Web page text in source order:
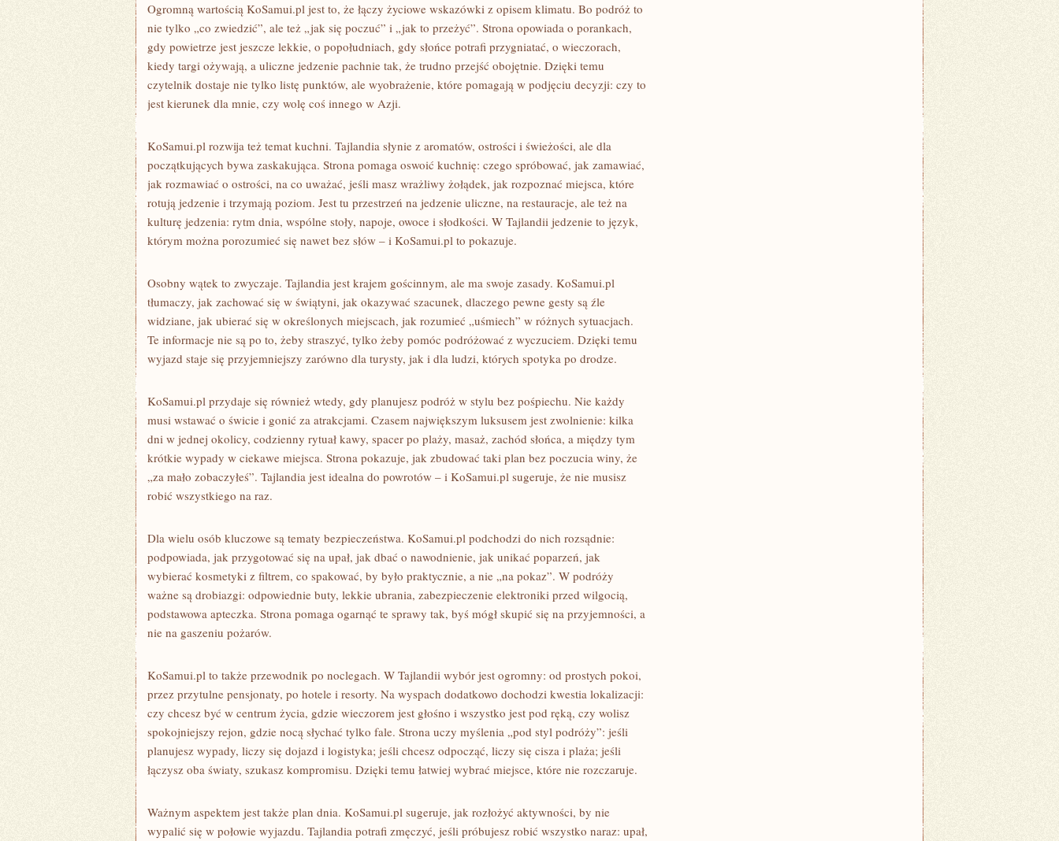
Ogromną wartością KoSamui.pl jest to, że łączy życiowe wskazówki z opisem klimatu. Bo podróż to
nie tylko „co zwiedzić”, ale też „jak się poczuć” i „jak to przeżyć”. Strona opowiada o porankach,
gdy powietrze jest jeszcze lekkie, o popołudniach, gdy słońce potrafi przygniatać, o wieczorach,
kiedy targi ożywają, a uliczne jedzenie pachnie tak, że trudno przejść obojętnie. Dzięki temu
czytelnik dostaje nie tylko listę punktów, ale wyobrażenie, które pomagają w podjęciu decyzji: czy to
jest kierunek dla mnie, czy wolę coś innego w Azji.
KoSamui.pl rozwija też temat kuchni. Tajlandia słynie z aromatów, ostrości i świeżości, ale dla
początkujących bywa zaskakująca. Strona pomaga oswoić kuchnię: czego spróbować, jak zamawiać,
jak rozmawiać o ostrości, na co uważać, jeśli masz wrażliwy żołądek, jak rozpoznać miejsca, które
rotują jedzenie i trzymają poziom. Jest tu przestrzeń na jedzenie uliczne, na restauracje, ale też na
kulturę jedzenia: rytm dnia, wspólne stoły, napoje, owoce i słodkości. W Tajlandii jedzenie to język,
którym można porozumieć się nawet bez słów – i KoSamui.pl to pokazuje.
Osobny wątek to zwyczaje. Tajlandia jest krajem gościnnym, ale ma swoje zasady. KoSamui.pl
tłumaczy, jak zachować się w świątyni, jak okazywać szacunek, dlaczego pewne gesty są źle
widziane, jak ubierać się w określonych miejscach, jak rozumieć „uśmiech” w różnych sytuacjach.
Te informacje nie są po to, żeby straszyć, tylko żeby pomóc podróżować z wyczuciem. Dzięki temu
wyjazd staje się przyjemniejszy zarówno dla turysty, jak i dla ludzi, których spotyka po drodze.
KoSamui.pl przydaje się również wtedy, gdy planujesz podróż w stylu bez pośpiechu. Nie każdy
musi wstawać o świcie i gonić za atrakcjami. Czasem największym luksusem jest zwolnienie: kilka
dni w jednej okolicy, codzienny rytuał kawy, spacer po plaży, masaż, zachód słońca, a między tym
krótkie wypady w ciekawe miejsca. Strona pokazuje, jak zbudować taki plan bez poczucia winy, że
„za mało zobaczyłeś”. Tajlandia jest idealna do powrotów – i KoSamui.pl sugeruje, że nie musisz
robić wszystkiego na raz.
Dla wielu osób kluczowe są tematy bezpieczeństwa. KoSamui.pl podchodzi do nich rozsądnie:
podpowiada, jak przygotować się na upał, jak dbać o nawodnienie, jak unikać poparzeń, jak
wybierać kosmetyki z filtrem, co spakować, by było praktycznie, a nie „na pokaz”. W podróży
ważne są drobiazgi: odpowiednie buty, lekkie ubrania, zabezpieczenie elektroniki przed wilgocią,
podstawowa apteczka. Strona pomaga ogarnąć te sprawy tak, byś mógł skupić się na przyjemności, a
nie na gaszeniu pożarów.
KoSamui.pl to także przewodnik po noclegach. W Tajlandii wybór jest ogromny: od prostych pokoi,
przez przytulne pensjonaty, po hotele i resorty. Na wyspach dodatkowo dochodzi kwestia lokalizacji:
czy chcesz być w centrum życia, gdzie wieczorem jest głośno i wszystko jest pod ręką, czy wolisz
spokojniejszy rejon, gdzie nocą słychać tylko fale. Strona uczy myślenia „pod styl podróży”: jeśli
planujesz wypady, liczy się dojazd i logistyka; jeśli chcesz odpocząć, liczy się cisza i plaża; jeśli
łączysz oba światy, szukasz kompromisu. Dzięki temu łatwiej wybrać miejsce, które nie rozczaruje.
Ważnym aspektem jest także plan dnia. KoSamui.pl sugeruje, jak rozłożyć aktywności, by nie
wypalić się w połowie wyjazdu. Tajlandia potrafi zmęczyć, jeśli próbujesz robić wszystko naraz: upał,